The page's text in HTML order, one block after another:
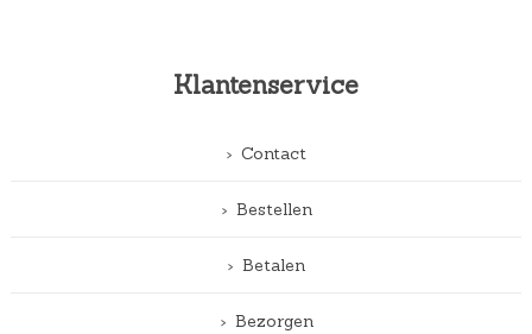
Klantenservice
Contact
Bestellen
Betalen
Bezorgen